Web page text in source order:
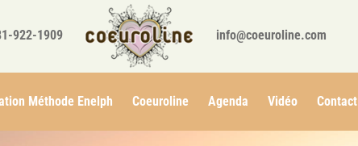
922-1909 info@coeuroline.com
Méthode Enelph Coeuroline Agenda Vidéo Contact